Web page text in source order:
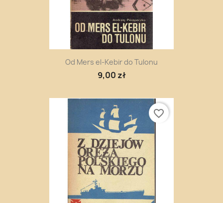
Od Mers el-Kebir do Tulonu
9,00 zł
favorite_border